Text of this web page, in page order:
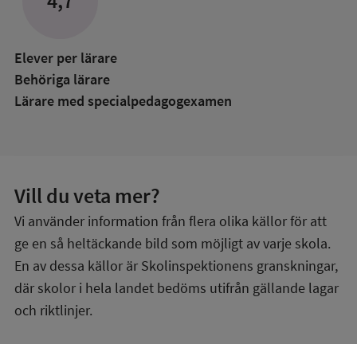
Elever per lärare
Behöriga lärare
Lärare med specialpedagog­examen
Vill du veta mer?
Vi använder information från flera olika källor för att
ge en så heltäckande bild som möjligt av varje skola.
En av dessa källor är Skolinspektionens granskningar,
där skolor i hela landet bedöms utifrån gällande lagar
och riktlinjer.